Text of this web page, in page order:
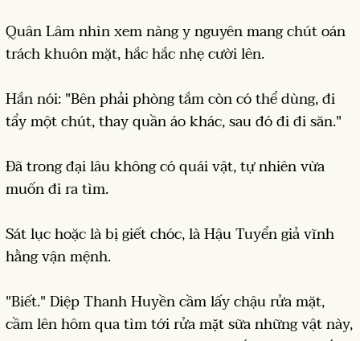
Quân Lâm nhìn xem nàng y nguyên mang chút oán
trách khuôn mặt, hắc hắc nhẹ cười lên.
Hắn nói: "Bên phải phòng tắm còn có thể dùng, đi
tẩy một chút, thay quần áo khác, sau đó đi đi săn."
Đã trong đại lâu không có quái vật, tự nhiên vừa
muốn đi ra tìm.
Sát lục hoặc là bị giết chóc, là Hậu Tuyển giả vĩnh
hằng vận mệnh.
"Biết." Diệp Thanh Huyền cầm lấy chậu rửa mặt,
cầm lên hôm qua tìm tới rửa mặt sữa những vật này,